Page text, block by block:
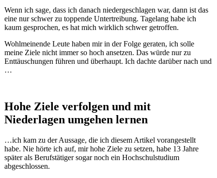
Wenn ich sage, dass ich danach niedergeschlagen war, dann ist das
eine nur schwer zu toppende Untertreibung. Tagelang habe ich
kaum gesprochen, es hat mich wirklich schwer getroffen.
Wohlmeinende Leute haben mir in der Folge geraten, ich solle
meine Ziele nicht immer so hoch ansetzen. Das würde nur zu
Enttäuschungen führen und überhaupt. Ich dachte darüber nach und
…
Hohe Ziele verfolgen und mit
Niederlagen umgehen lernen
…ich kam zu der Aussage, die ich diesem Artikel vorangestellt
habe. Nie hörte ich auf, mir hohe Ziele zu setzen, habe 13 Jahre
später als Berufstätiger sogar noch ein Hochschulstudium
abgeschlossen.